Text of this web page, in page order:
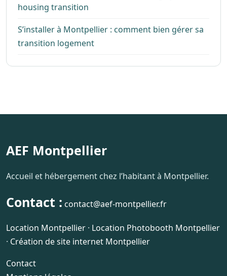
housing transition
S’installer à Montpellier : comment bien gérer sa
transition logement
AEF Montpellier
Accueil et hébergement chez l’habitant à Montpellier.
Contact : contact@aef-montpellier.fr
Location Montpellier · Location Photobooth Montpellier
· Création de site internet Montpellier
Contact